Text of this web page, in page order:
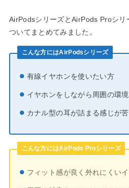
AirPodsシリーズとAirPods Proシリ
ついてまとめてみました。
こんな方にはAirPodsシリーズ
有線イヤホンを使いたい方
イヤホンをしながら周囲の環
カナル型の耳が詰まる感じが
こんな方にはAirPods Proシリーズ
フィット感が良く外れにくい